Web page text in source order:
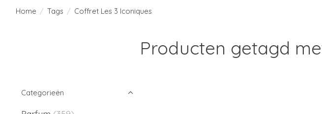
Home / Tags / Coffret Les 3 Iconiques
Producten getagd
Categorieën